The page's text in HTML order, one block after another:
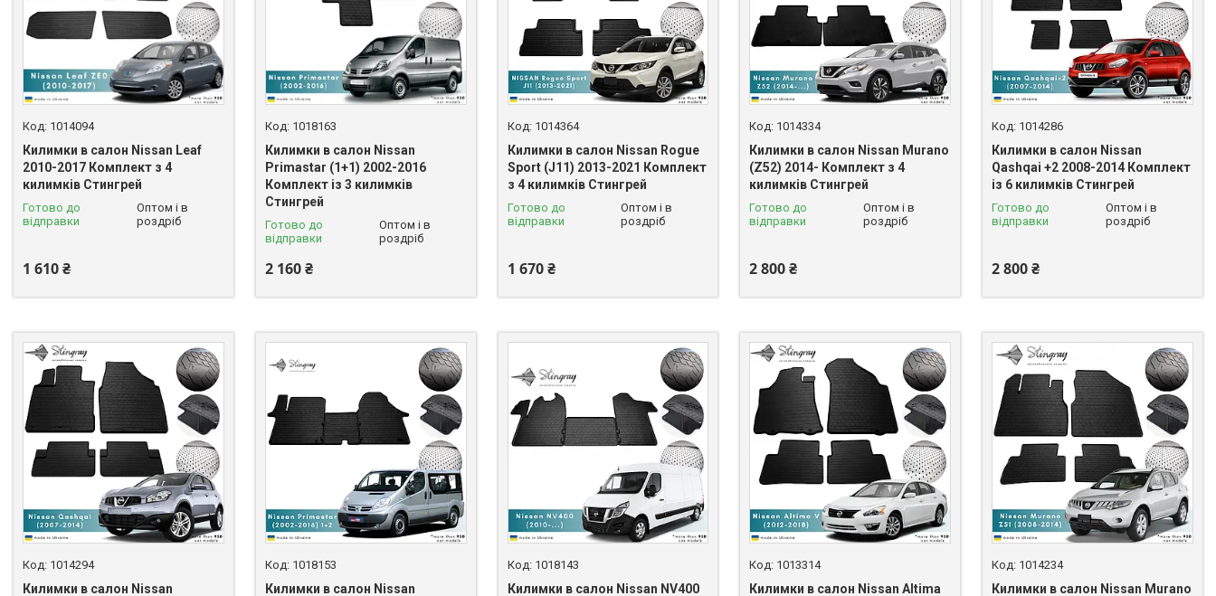
1014094
Килимки в салон Nissan Leaf
2010-2017 Комплект з 4
килимків Стингрей
Готово до
відправки
Оптом і в
роздріб
1 610 ₴
1018163
Килимки в салон Nissan
Primastar (1+1) 2002-2016
Комплект із 3 килимків
Стингрей
Готово до
відправки
Оптом і в
роздріб
2 160 ₴
1014364
Килимки в салон Nissan Rogue
Sport (J11) 2013-2021 Комплект
з 4 килимків Стингрей
Готово до
відправки
Оптом і в
роздріб
1 670 ₴
1014334
Килимки в салон Nissan Murano
(Z52) 2014- Комплект з 4
килимків Стингрей
Готово до
відправки
Оптом і в
роздріб
2 800 ₴
1014286
Килимки в салон Nissan
Qashqai +2 2008-2014 Комплект
із 6 килимків Стингрей
Готово до
відправки
Оптом і в
роздріб
2 800 ₴
1014294
Килимки в салон Nissan
1018153
Килимки в салон Nissan
1018143
Килимки в салон Nissan NV400
1013314
Килимки в салон Nissan Altima
1014234
Килимки в салон Nissan Murano